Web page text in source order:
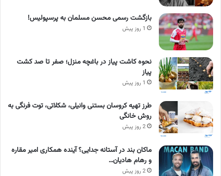
بازگشت رسمی محسن مسلمان به پرسپولیس!
1 روز پیش
نحوه کاشت پیاز در باغچه منزل؛ صفر تا صد کشت
پیاز
1 روز پیش
طرز تهیه کروسان بستنی وانیلی، شکلاتی، توت فرنگی به
روش خانگی
2 روز پیش
ماکان بند در آستانه جدایی؟ آینده همکاری امیر مقاره
و رهام هادیان…
2 روز پیش